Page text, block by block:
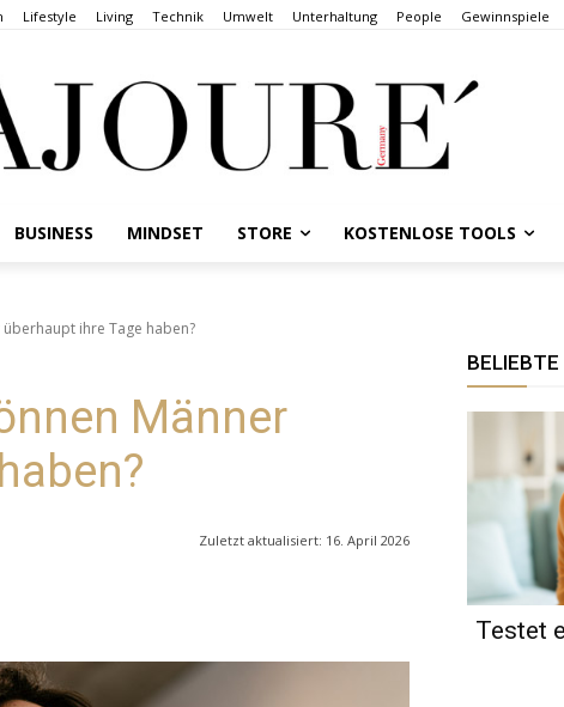
Lifestyle Living Technik Umwelt Unterhaltung People Gewinnspiele
BUSINESS MINDSET STORE KOSTENLOSE TOOLS
ihre Tage haben?
Männer
Zuletzt aktualisiert: 16. April 2026
Testet